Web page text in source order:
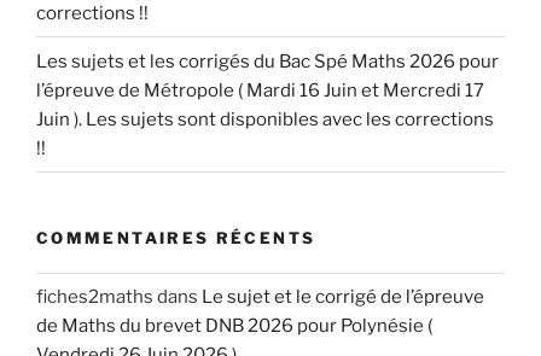
corrections !!
Les sujets et les corrigés du Bac Spé Maths 2026 pour
l’épreuve de Métropole ( Mardi 16 Juin et Mercredi 17
Juin ). Les sujets sont disponibles avec les corrections
!!
COMMENTAIRES RÉCENTS
fiches2maths dans Le sujet et le corrigé de l’épreuve
de Maths du brevet DNB 2026 pour Polynésie (